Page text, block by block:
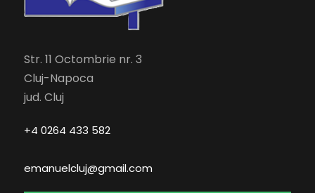
Str. 11 Octombrie nr. 3
Cluj-Napoca
jud. Cluj
+4 0264 433 582
emanuelcluj@gmail.com